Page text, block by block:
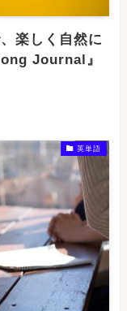
楽しく自然に
Journal』
英単語